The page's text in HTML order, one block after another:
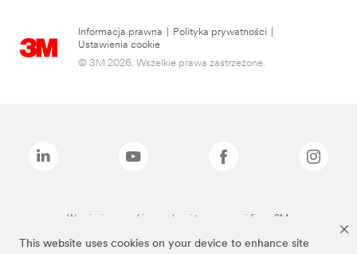
This website uses cookies on your device to enhance site
Informacja prawna Polityka prywatności
Ustawienia cookie
© 3M 2026. Wszelkie prawa zastrzeżone.
Wymienione marki są znakami towarowymi firmy 3M.